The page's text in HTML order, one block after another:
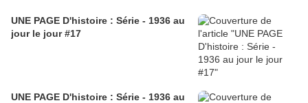
UNE PAGE D'histoire : Série - 1936 au
jour le jour #17
UNE PAGE D'histoire : Série - 1936 au